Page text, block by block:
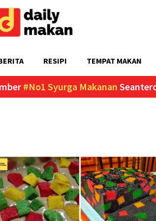
RESIPI TEMPAT MAKAN
#No1 Syurga Makanan